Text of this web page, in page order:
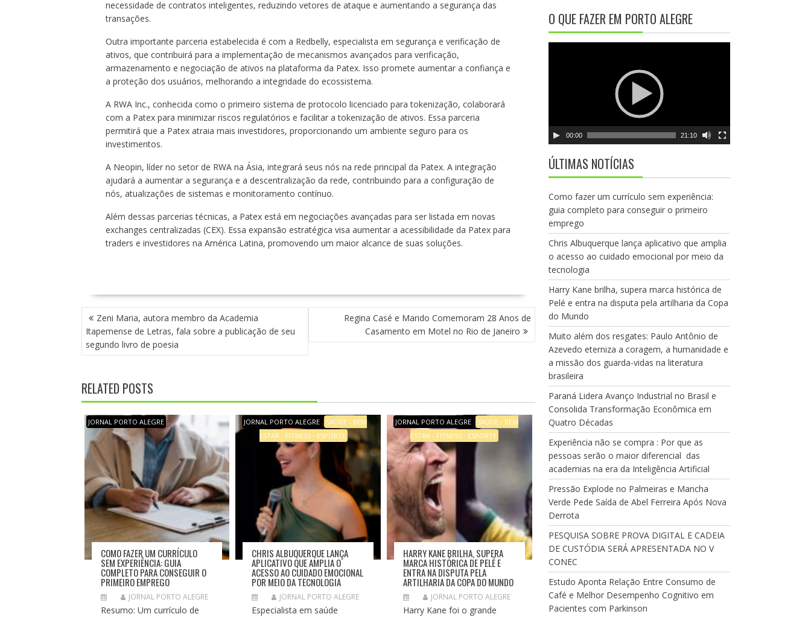
necessidade de contratos inteligentes, reduzindo vetores de ataque e aumentando a segurança das
transações​.
Outra importante parceria estabelecida é com a Redbelly, especialista em segurança e verificação de
ativos, que contribuirá para a implementação de mecanismos avançados para verificação,
armazenamento e negociação de ativos na plataforma da Patex. Isso promete aumentar a confiança e
a proteção dos usuários, melhorando a integridade do ecossistema.
A RWA Inc., conhecida como o primeiro sistema de protocolo licenciado para tokenização, colaborará
com a Patex para minimizar riscos regulatórios e facilitar a tokenização de ativos. Essa parceria
permitirá que a Patex atraia mais investidores, proporcionando um ambiente seguro para os
investimentos.
A Neopin, líder no setor de RWA na Ásia, integrará seus nós na rede principal da Patex. A integração
ajudará a aumentar a segurança e a descentralização da rede, contribuindo para a configuração de
nós, atualizações de sistemas e monitoramento contínuo​​.
Além dessas parcerias técnicas, a Patex está em negociações avançadas para ser listada em novas
exchanges centralizadas (CEX). Essa expansão estratégica visa aumentar a acessibilidade da Patex para
traders e investidores na América Latina, promovendo um maior alcance de suas soluções.
N
A
V
E
A
Ç
Ã
O
D
P
S
T
Zeni Maria, autora membro da Academia
Itapemense de Letras, fala sobre a publicação de seu
segundo livro de poesia
Regina Casé e Marido Comemoram 28 Anos de
Casamento em Motel no Rio de Janeiro
RELATED POSTS
JORNAL PORTO ALEGRE
COMO FAZER UM CURRÍCULO
SEM EXPERIÊNCIA: GUIA
COMPLETO PARA CONSEGUIR O
PRIMEIRO EMPREGO
JORNAL PORTO ALEGRE
Resumo: Um currículo de
JORNAL PORTO ALEGRE
SAÚDE - BEM
ESTAR - FITNESS - ESPORTE
CHRIS ALBUQUERQUE LANÇA
APLICATIVO QUE AMPLIA O
ACESSO AO CUIDADO EMOCIONAL
POR MEIO DA TECNOLOGIA
JORNAL PORTO ALEGRE
Especialista em saúde
JORNAL PORTO ALEGRE
SAÚDE - BEM
ESTAR - FITNESS - ESPORTE
HARRY KANE BRILHA, SUPERA
MARCA HISTÓRICA DE PELÉ E
ENTRA NA DISPUTA PELA
ARTILHARIA DA COPA DO MUNDO
JORNAL PORTO ALEGRE
Harry Kane foi o grande
v
í
O QUE FAZER EM PORTO ALEGRE
r
d
e
v
í
d
e
o
00:00 21:10
ÚLTIMAS NOTÍCIAS
Como fazer um currículo sem experiência:
guia completo para conseguir o primeiro
emprego
Chris Albuquerque lança aplicativo que amplia
o acesso ao cuidado emocional por meio da
tecnologia
Harry Kane brilha, supera marca histórica de
Pelé e entra na disputa pela artilharia da Copa
do Mundo
Muito além dos resgates: Paulo Antônio de
Azevedo eterniza a coragem, a humanidade e
a missão dos guarda-vidas na literatura
brasileira
Paraná Lidera Avanço Industrial no Brasil e
Consolida Transformação Econômica em
Quatro Décadas
Experiência não se compra : Por que as
pessoas serão o maior diferencial das
academias na era da Inteligência Artificial
Pressão Explode no Palmeiras e Mancha
Verde Pede Saída de Abel Ferreira Após Nova
Derrota
PESQUISA SOBRE PROVA DIGITAL E CADEIA
DE CUSTÓDIA SERÁ APRESENTADA NO V
CONEC
Estudo Aponta Relação Entre Consumo de
Café e Melhor Desempenho Cognitivo em
Pacientes com Parkinson